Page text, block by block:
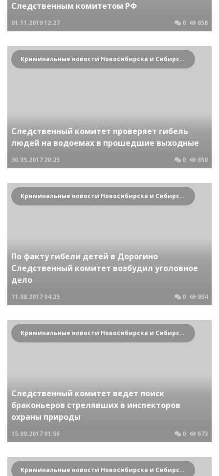
Следственным комитетом РФ
01.11.201912:27 0 858
Криминальные новости Новосибирска и Сибирского региона
Следственный комитет проверяет гибель
людей на водоемах в прошедшие выходные
30.05.2017 20:25 0 850
Криминальные новости Новосибирска и Сибирского региона
По факту гибели детей в Дорогино
Следственный комитет возбудил уголовное
дело
11.08.2017 04:25 0 934
Криминальные новости Новосибирска и Сибирского региона
Следственный комитет ведет поиск
браконьеров стрелявших в инспекторов
охраны природы
15.09.2017 01:56 0 673
Криминальные новости Новосибирска и Сибирского региона